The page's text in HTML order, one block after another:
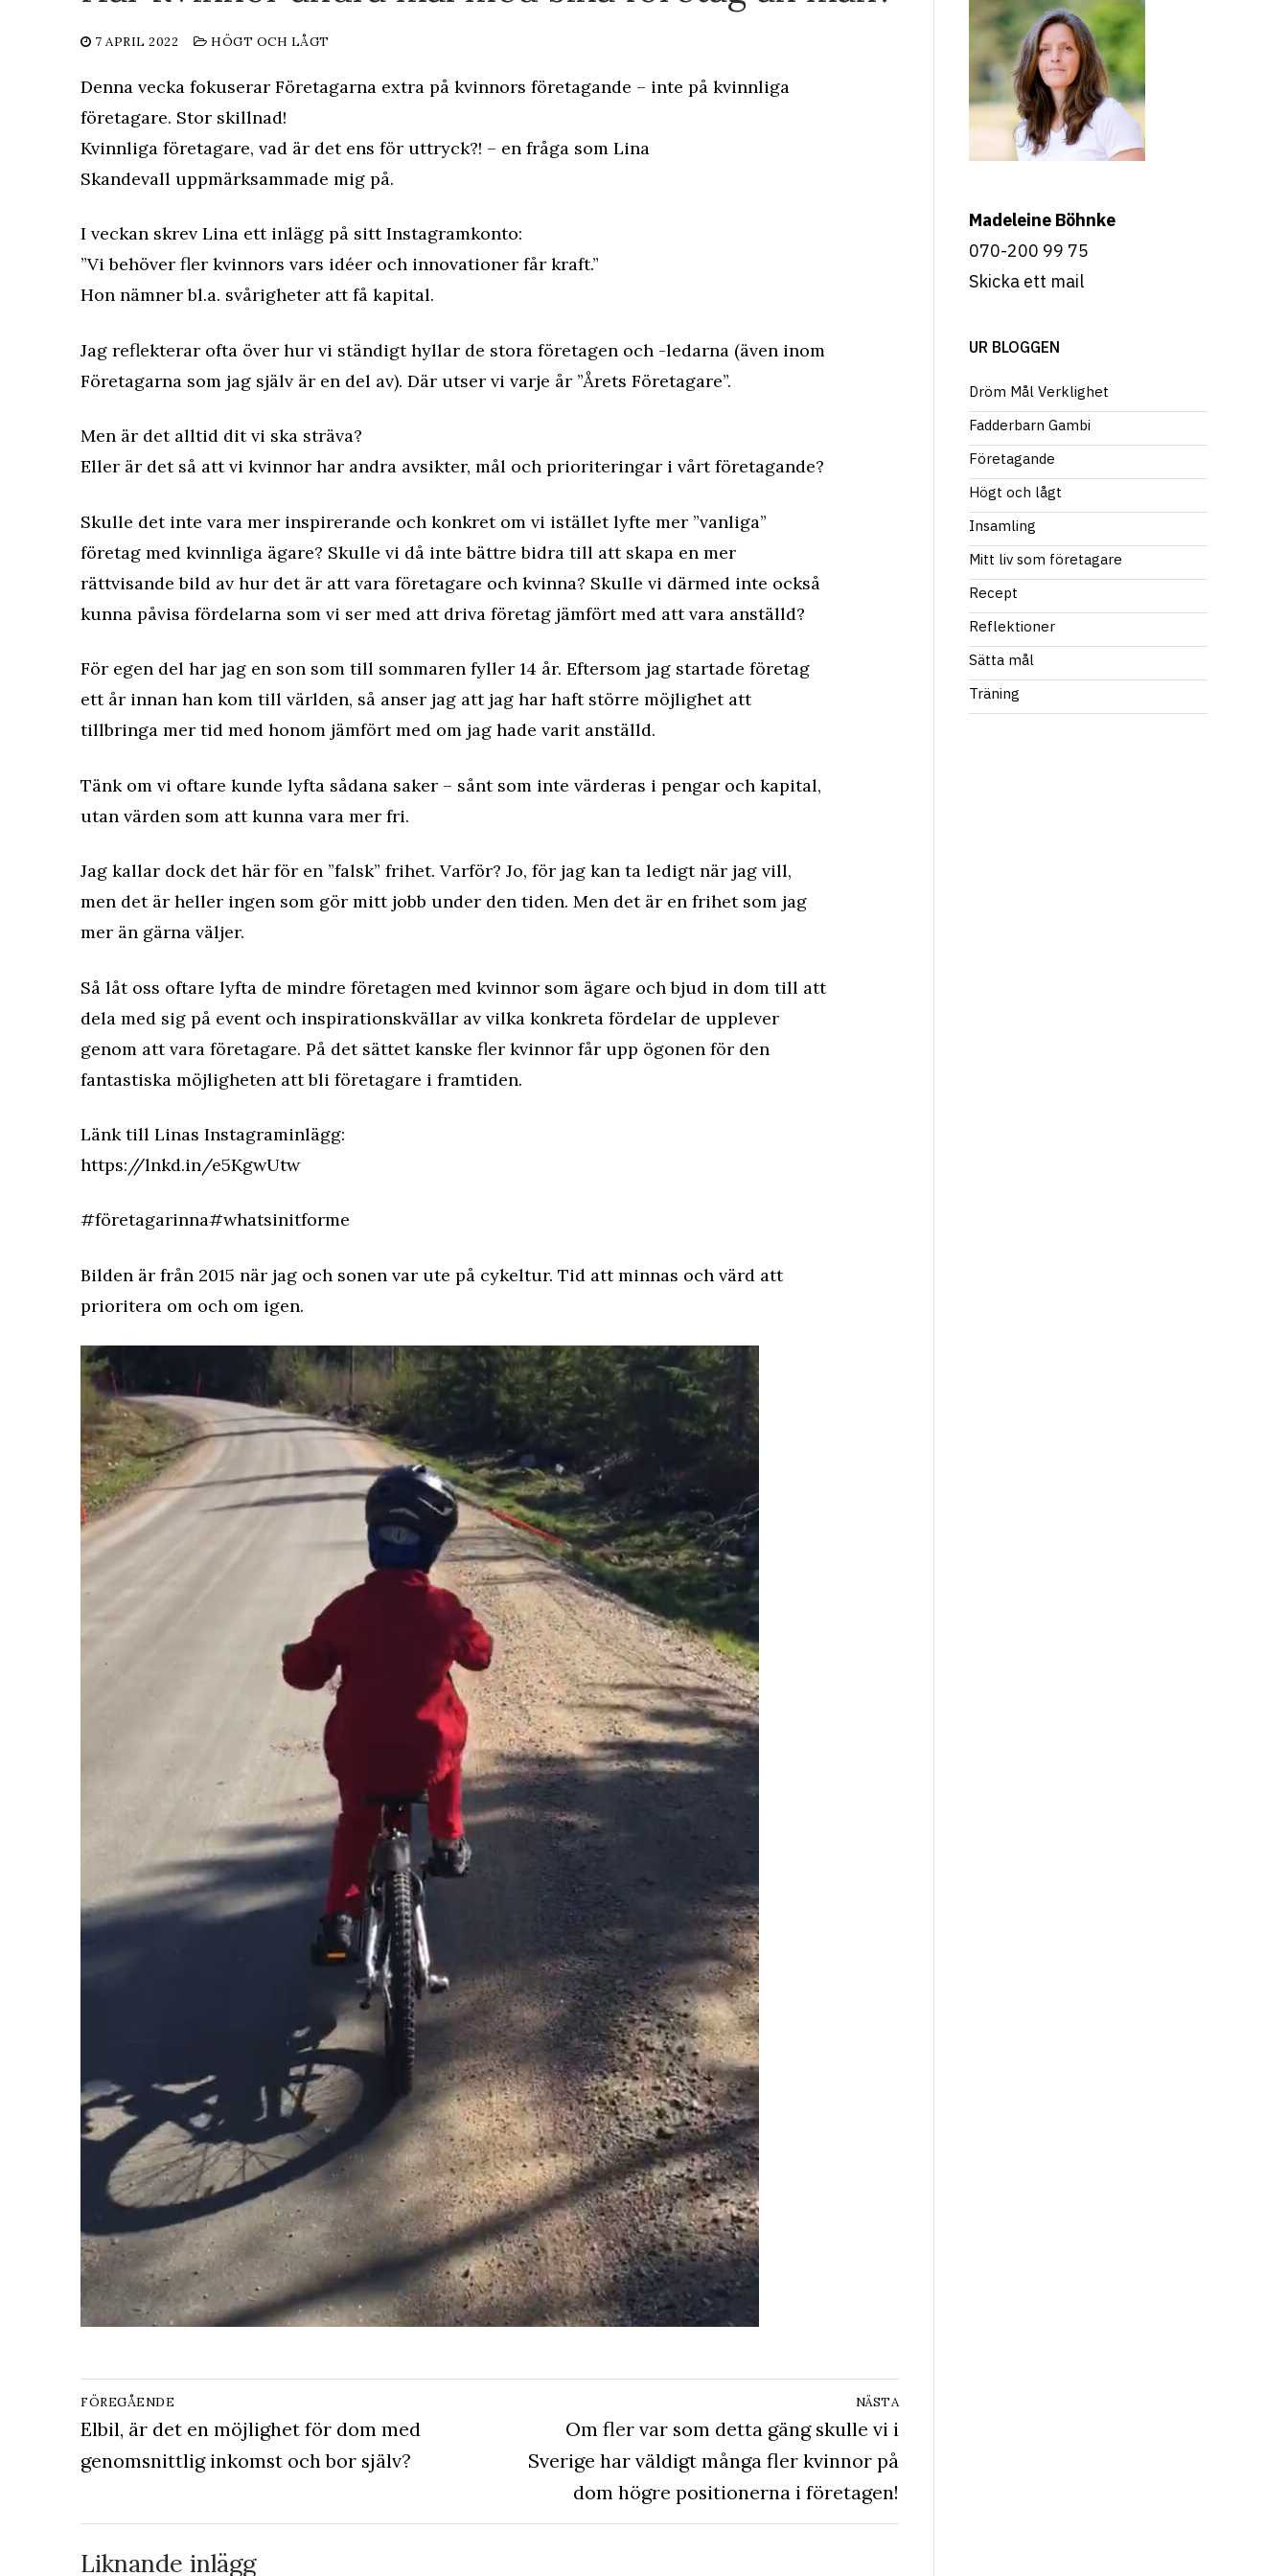
7 APRIL 2022 HÖGT OCH LÅGT
Denna vecka fokuserar Företagarna extra på kvinnors företagande – inte på kvinnliga
företagare. Stor skillnad!
Kvinnliga företagare, vad är det ens för uttryck?! – en fråga som Lina
Skandevall uppmärksammade mig på.
I veckan skrev Lina ett inlägg på sitt Instagramkonto:
”Vi behöver fler kvinnors vars idéer och innovationer får kraft.”
Hon nämner bl.a. svårigheter att få kapital.
Jag reflekterar ofta över hur vi ständigt hyllar de stora företagen och -ledarna (även inom
Företagarna som jag själv är en del av). Där utser vi varje år ”Årets Företagare”.
Men är det alltid dit vi ska sträva?
Eller är det så att vi kvinnor har andra avsikter, mål och prioriteringar i vårt företagande?
Skulle det inte vara mer inspirerande och konkret om vi istället lyfte mer ”vanliga”
företag med kvinnliga ägare? Skulle vi då inte bättre bidra till att skapa en mer
rättvisande bild av hur det är att vara företagare och kvinna? Skulle vi därmed inte också
kunna påvisa fördelarna som vi ser med att driva företag jämfört med att vara anställd?
För egen del har jag en son som till sommaren fyller 14 år. Eftersom jag startade företag
ett år innan han kom till världen, så anser jag att jag har haft större möjlighet att
tillbringa mer tid med honom jämfört med om jag hade varit anställd.
Tänk om vi oftare kunde lyfta sådana saker – sånt som inte värderas i pengar och kapital,
utan värden som att kunna vara mer fri.
Jag kallar dock det här för en ”falsk” frihet. Varför? Jo, för jag kan ta ledigt när jag vill,
men det är heller ingen som gör mitt jobb under den tiden. Men det är en frihet som jag
mer än gärna väljer.
Så låt oss oftare lyfta de mindre företagen med kvinnor som ägare och bjud in dom till att
dela med sig på event och inspirationskvällar av vilka konkreta fördelar de upplever
genom att vara företagare. På det sättet kanske fler kvinnor får upp ögonen för den
fantastiska möjligheten att bli företagare i framtiden.
Länk till Linas Instagraminlägg:
https://lnkd.in/e5KgwUtw
#företagarinna#whatsinitforme
Bilden är från 2015 när jag och sonen var ute på cykeltur. Tid att minnas och värd att
prioritera om och om igen.
Inläggsnavigering
FÖREGÅENDE
Föregående
inlägg:
Elbil, är det en möjlighet för dom med
genomsnittlig inkomst och bor själv?
NÄSTA
Nästa
inlägg:
Om fler var som detta gäng skulle vi i
Sverige har väldigt många fler kvinnor på
dom högre positionerna i företagen!
Liknande inlägg
Madeleine Böhnke
070-200 99 75
Skicka ett mail
UR BLOGGEN
Dröm Mål Verklighet
Fadderbarn Gambi
Företagande
Högt och lågt
Insamling
Mitt liv som företagare
Recept
Reflektioner
Sätta mål
Träning